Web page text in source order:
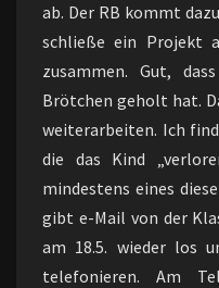
ab. Der RB kommt
schließe ein Projekt
zusammen. Gut,
Brötchen geholt hat.
weiterarbeiten. Ich
die das Kind
mindestens eines
gibt e-Mail von der
am 18.5. wieder los
telefonieren. Am